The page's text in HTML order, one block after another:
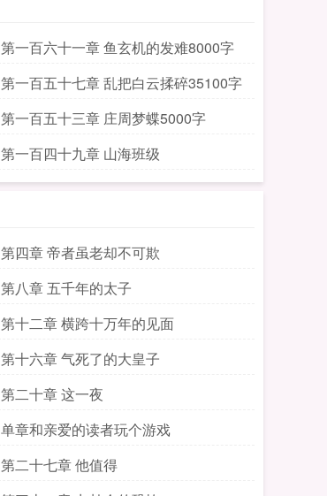
第一百六十一章 鱼玄机的发难8000字
第一百五十七章 乱把白云揉碎35100字
第一百五十三章 庄周梦蝶5000字
第一百四十九章 山海班级
第四章 帝者虽老却不可欺
第八章 五千年的太子
第十二章 横跨十万年的见面
第十六章 气死了的大皇子
第二十章 这一夜
单章和亲爱的读者玩个游戏
第二十七章 他值得